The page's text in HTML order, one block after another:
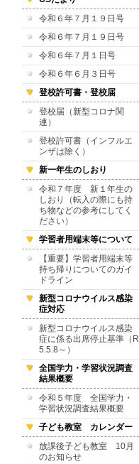
令和６年７月１９日号
令和６年７月１９日号
令和６年７月１日号
令和６年６月３日号
登校許可書・登校届
登校届（新型コロナ関
連）
登校許可書（インフルエ
ンザは除く）
新一年生のしおり
令和７年度 新１年生の
しおり（転入の際にも持
ち物などの参考にしてく
ださい）
学習者用端末等について
【重要】学習者用端末等
持ち帰りについてのガイ
ドライン
新型コロナウイルス感染
症対応
新型コロナウイルス感染
症に係る出席停止基準（R
5.5.8～）
全国学力・学習状況調査
結果概要
令和５年度 全国学力・
学習状況調査結果概要
子ども教室 カレンダー
放課後子ども教室 10月
のお知らせ